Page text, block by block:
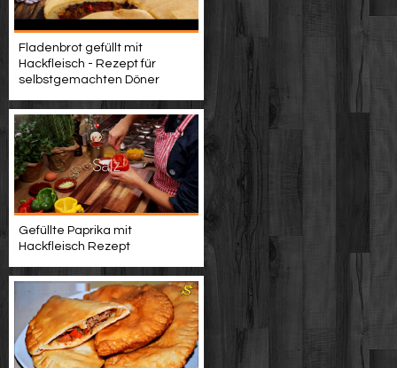
Fladenbrot gefüllt mit
Hackfleisch - Rezept für
selbstgemachten Döner
Gefüllte Paprika mit
Hackfleisch Rezept